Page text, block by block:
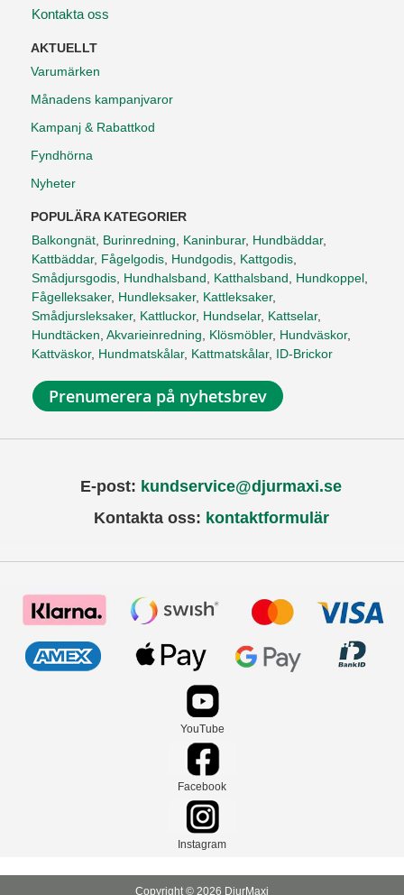
Kontakta oss
AKTUELLT
Varumärken
Månadens kampanjvaror
Kampanj & Rabattkod
Fyndhörna
Nyheter
POPULÄRA KATEGORIER
Balkongnät, Burinredning, Kaninburar, Hundbäddar,
Kattbäddar, Fågelgodis, Hundgodis, Kattgodis,
Smådjursgodis, Hundhalsband, Katthalsband, Hundkoppel,
Fågelleksaker, Hundleksaker, Kattleksaker,
Smådjursleksaker, Kattluckor, Hundselar, Kattselar,
Hundtäcken, Akvarieinredning, Klösmöbler, Hundväskor,
Kattväskor, Hundmatskålar, Kattmatskålar, ID-Brickor
Prenumerera på nyhetsbrev
E-post: kundservice@djurmaxi.se
Kontakta oss: kontaktformulär
YouTube
Facebook
Instagram
Copyright © 2026 DjurMaxi